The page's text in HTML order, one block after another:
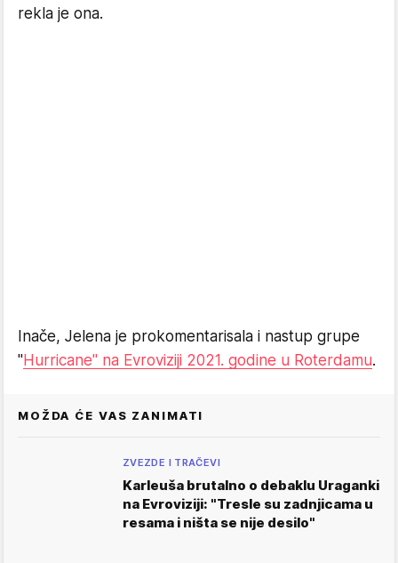
rekla je ona.
Inače, Jelena je prokomentarisala i nastup grupe
"Hurricane" na Evroviziji 2021. godine u Roterdamu.
MOŽDA ĆE VAS ZANIMATI
ZVEZDE I TRAČEVI
Karleuša brutalno o debaklu Uraganki
na Evroviziji: "Tresle su zadnjicama u
resama i ništa se nije desilo"